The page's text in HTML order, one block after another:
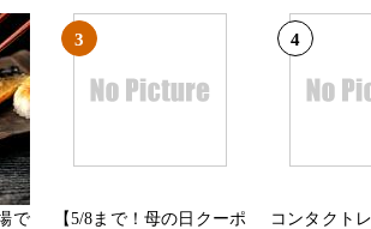
19
雑誌・コミックランキング：15位
18
雑誌・コミックランキング：11位
で
3
【5/8まで！母の日クーポ
4
コンタクト